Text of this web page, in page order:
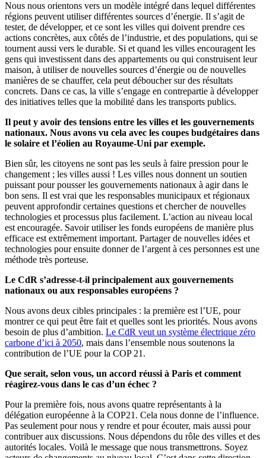
Nous nous orientons vers un modèle intégré dans lequel différentes
régions peuvent utiliser différentes sources d’énergie. Il s’agit de
tester, de développer, et ce sont les villes qui doivent prendre ces
actions concrètes, aux côtés de l’industrie, et des populations, qui se
tournent aussi vers le durable. Si et quand les villes encouragent les
gens qui investissent dans des appartements ou qui construisent leur
maison, à utiliser de nouvelles sources d’énergie ou de nouvelles
manières de se chauffer, cela peut déboucher sur des résultats
concrets. Dans ce cas, la ville s’engage en contrepartie à développer
des initiatives telles que la mobilité dans les transports publics.
Il peut y avoir des tensions entre les villes et les gouvernements
nationaux. Nous avons vu cela avec les coupes budgétaires dans
le solaire et l’éolien au Royaume-Uni par exemple.
Bien sûr, les citoyens ne sont pas les seuls à faire pression pour le
changement ; les villes aussi ! Les villes nous donnent un soutien
puissant pour pousser les gouvernements nationaux à agir dans le
bon sens. Il est vrai que les responsables municipaux et régionaux
peuvent approfondir certaines questions et chercher de nouvelles
technologies et processus plus facilement. L’action au niveau local
est encouragée. Savoir utiliser les fonds européens de manière plus
efficace est extrêmement important. Partager de nouvelles idées et
technologies pour ensuite donner de l’argent à ces personnes est une
méthode très porteuse.
Le CdR s’adresse-t-il principalement aux gouvernements
nationaux ou aux responsables européens ?
Nous avons deux cibles principales : la première est l’UE, pour
montrer ce qui peut être fait et quelles sont les priorités. Nous avons
besoin de plus d’ambition. Le CdR veut un système électrique zéro
carbone d’ici à 2050, mais dans l’ensemble nous soutenons la
contribution de l’UE pour la COP 21.
Que serait, selon vous, un accord réussi à Paris et comment
réagirez-vous dans le cas d’un échec ?
Pour la première fois, nous avons quatre représentants à la
délégation européenne à la COP21. Cela nous donne de l’influence.
Pas seulement pour nous y rendre et pour écouter, mais aussi pour
contribuer aux discussions. Nous dépendons du rôle des villes et des
autorités locales. Voilà le message que nous transmettrons. Soyez